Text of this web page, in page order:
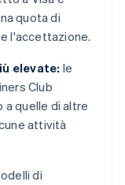
quota di
l'accettazione.
elevate: le
Club
quelle di altre
attività
di